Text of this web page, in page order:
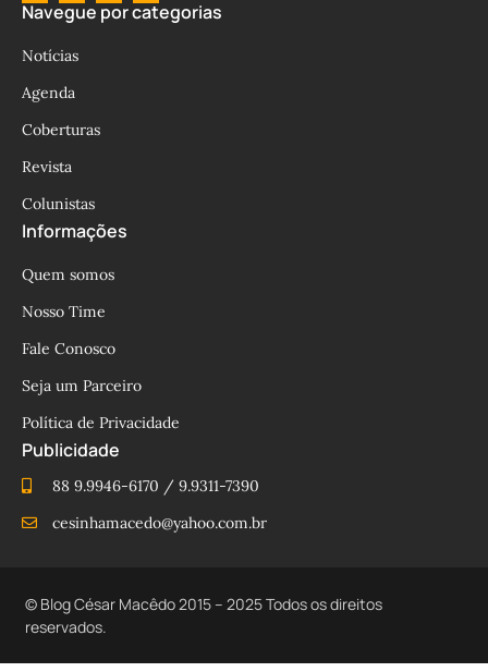
Navegue por categorias
Notícias
Agenda
Coberturas
Revista
Colunistas
Informações
Quem somos
Nosso Time
Fale Conosco
Seja um Parceiro
Política de Privacidade
Publicidade
88 9.9946-6170 / 9.9311-7390
cesinhamacedo@yahoo.com.br
© Blog César Macêdo 2015 – 2025 Todos os direitos
reservados.